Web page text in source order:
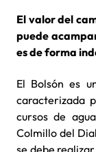
El valor del
puede
es de forma
El Bolsón es
caracterizada
cursos de
Colmillo del
se debe